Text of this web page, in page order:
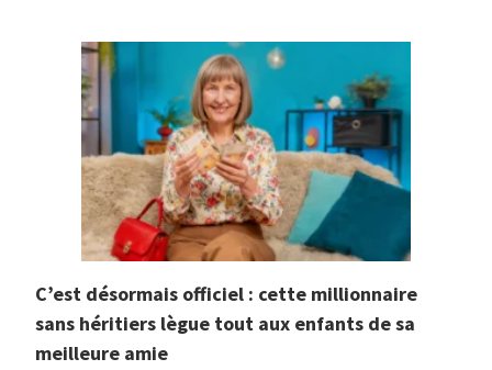
C’est désormais officiel : cette millionnaire
sans héritiers lègue tout aux enfants de sa
meilleure amie